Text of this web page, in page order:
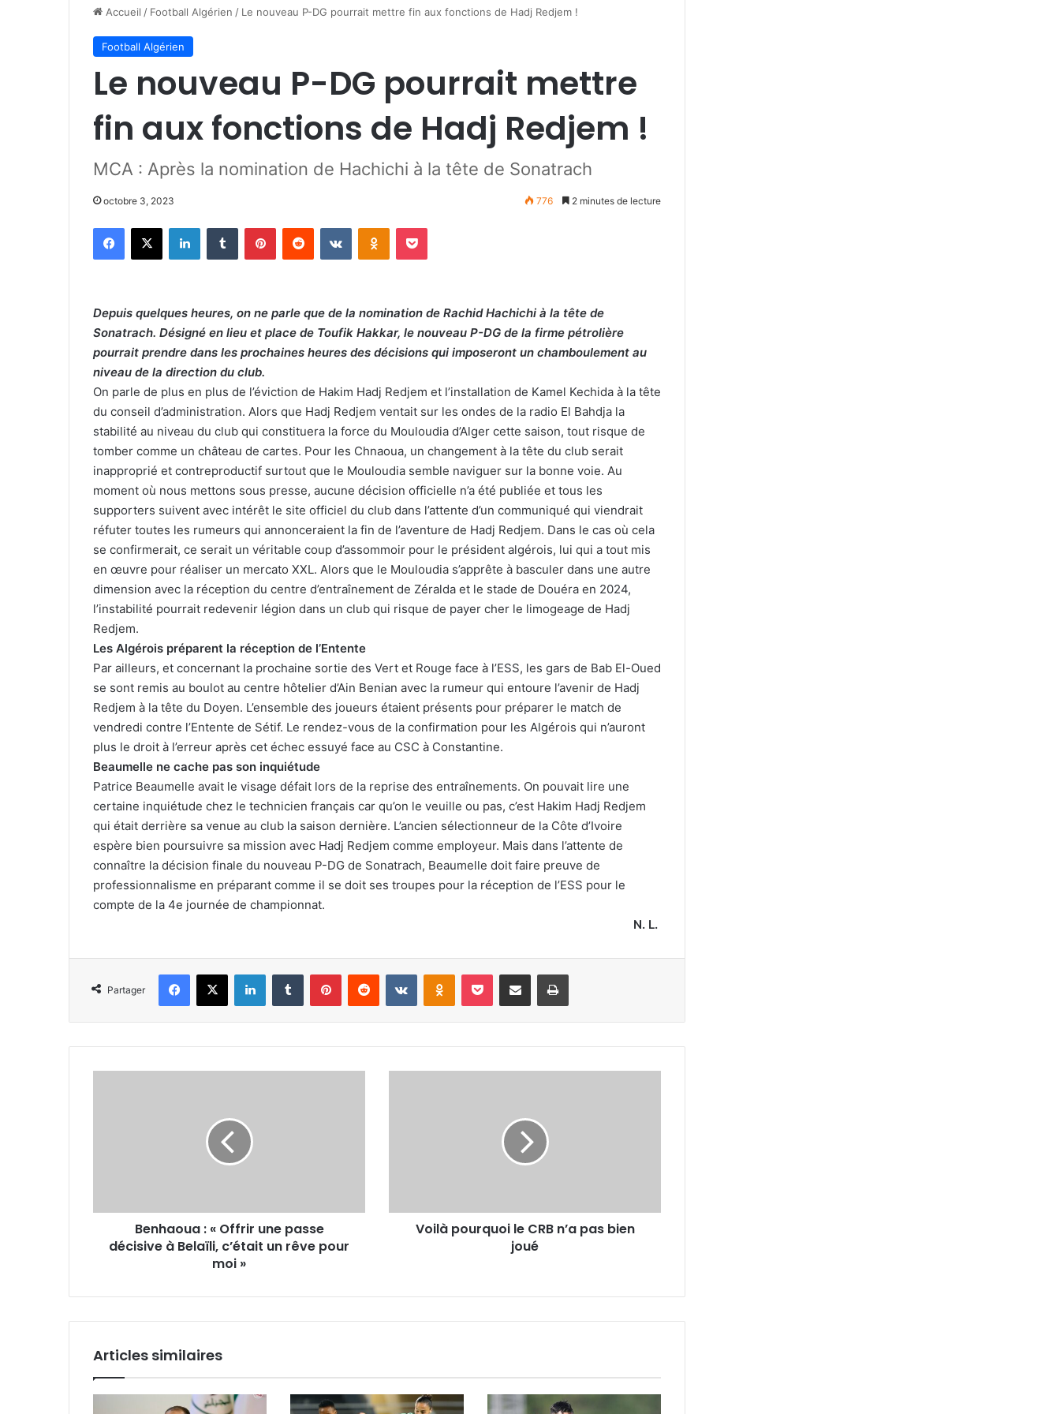
Accueil / Football Algérien / Le nouveau P-DG pourrait mettre fin aux fonctions de Hadj Redjem !
Football Algérien
Le nouveau P-DG pourrait mettre
fin aux fonctions de Hadj Redjem !
MCA : Après la nomination de Hachichi à la tête de Sonatrach
octobre 3, 2023 776 2 minutes de lecture
Facebook
X LinkedinTumblr PinterestReddit VKontakteOdnoklassniki
Pocket
Depuis quelques heures, on ne parle que de la nomination de Rachid Hachichi à la tête de
Sonatrach. Désigné en lieu et place de Toufik Hakkar, le nouveau P-DG de la firme pétrolière
pourrait prendre dans les prochaines heures des décisions qui imposeront un chamboulement au
niveau de la direction du club.
On parle de plus en plus de l’éviction de Hakim Hadj Redjem et l’installation de Kamel Kechida à la tête
du conseil d’administration. Alors que Hadj Redjem ventait sur les ondes de la radio El Bahdja la
stabilité au niveau du club qui constituera la force du Mouloudia d’Alger cette saison, tout risque de
tomber comme un château de cartes. Pour les Chnaoua, un changement à la tête du club serait
inapproprié et contreproductif surtout que le Mouloudia semble naviguer sur la bonne voie. Au
moment où nous mettons sous presse, aucune décision officielle n’a été publiée et tous les
supporters suivent avec intérêt le site officiel du club dans l’attente d’un communiqué qui viendrait
réfuter toutes les rumeurs qui annonceraient la fin de l’aventure de Hadj Redjem. Dans le cas où cela
se confirmerait, ce serait un véritable coup d’assommoir pour le président algérois, lui qui a tout mis
en œuvre pour réaliser un mercato XXL. Alors que le Mouloudia s’apprête à basculer dans une autre
dimension avec la réception du centre d’entraînement de Zéralda et le stade de Douéra en 2024,
l’instabilité pourrait redevenir légion dans un club qui risque de payer cher le limogeage de Hadj
Redjem.
Les Algérois préparent la réception de l’Entente
Par ailleurs, et concernant la prochaine sortie des Vert et Rouge face à l’ESS, les gars de Bab El-Oued
se sont remis au boulot au centre hôtelier d’Ain Benian avec la rumeur qui entoure l’avenir de Hadj
Redjem à la tête du Doyen. L’ensemble des joueurs étaient présents pour préparer le match de
vendredi contre l’Entente de Sétif. Le rendez-vous de la confirmation pour les Algérois qui n’auront
plus le droit à l’erreur après cet échec essuyé face au CSC à Constantine.
Beaumelle ne cache pas son inquiétude
Patrice Beaumelle avait le visage défait lors de la reprise des entraînements. On pouvait lire une
certaine inquiétude chez le technicien français car qu’on le veuille ou pas, c’est Hakim Hadj Redjem
qui était derrière sa venue au club la saison dernière. L’ancien sélectionneur de la Côte d’Ivoire
espère bien poursuivre sa mission avec Hadj Redjem comme employeur. Mais dans l’attente de
connaître la décision finale du nouveau P-DG de Sonatrach, Beaumelle doit faire preuve de
professionnalisme en préparant comme il se doit ses troupes pour la réception de l’ESS pour le
compte de la 4e journée de championnat.
N. L.
Partager
Facebook
X LinkedinTumblr PinterestReddit VKontakteOdnoklassniki
Pocket Partager par email Imprimer
Belaïli,
Benhaoua : « Offrir une passe
décisive à Belaïli, c’était un rêve pour
moi »
Voilà pourquoi le CRB n’a pas bien
joué
Articles similaires